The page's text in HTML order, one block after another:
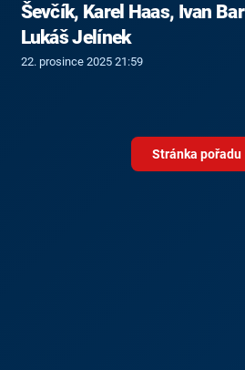
Ševčík, Karel Haas, Ivan
Lukáš Jelínek
22. prosince 2025 21:59
Stránka pořadu